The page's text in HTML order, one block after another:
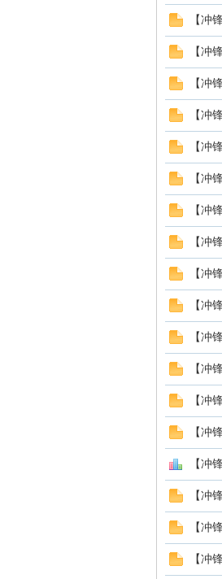
【冲
【冲
【冲
【冲
【冲
【冲
【冲
【冲
【冲
【冲
【冲
【冲
【冲
【冲
【冲
【冲
【冲
【冲